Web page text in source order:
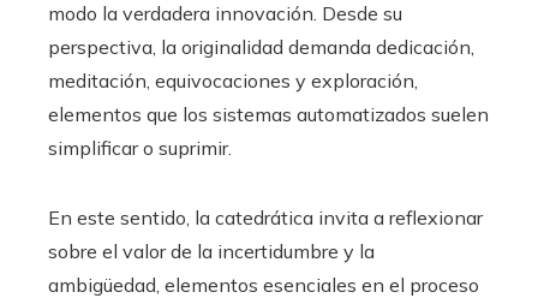
modo la verdadera innovación. Desde su
perspectiva, la originalidad demanda dedicación,
meditación, equivocaciones y exploración,
elementos que los sistemas automatizados suelen
simplificar o suprimir.
En este sentido, la catedrática invita a reflexionar
sobre el valor de la incertidumbre y la
ambigüedad, elementos esenciales en el proceso